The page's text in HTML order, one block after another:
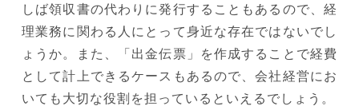
ダウンロード資料
電子帳簿保存法資料
インボイス資料
しば領収書の代わりに発行することもあるので、経
理業務に関わる人にとって身近な存在ではないでし
ょうか。また、「出金伝票」を作成することで経費
として計上できるケースもあるので、会社経営にお
いても大切な役割を担っているといえるでしょう。